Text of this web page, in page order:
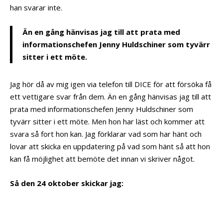
han svarar inte.
Än en gång hänvisas jag till att prata med
informationschefen Jenny Huldschiner som tyvärr
sitter i ett möte.
Jag hör då av mig igen via telefon till DICE för att försöka få
ett vettigare svar från dem. Än en gång hänvisas jag till att
prata med informationschefen Jenny Huldschiner som
tyvärr sitter i ett möte. Men hon har läst och kommer att
svara så fort hon kan. Jag förklarar vad som har hänt och
lovar att skicka en uppdatering på vad som hänt så att hon
kan få möjlighet att bemöte det innan vi skriver något.
Så den 24 oktober skickar jag: